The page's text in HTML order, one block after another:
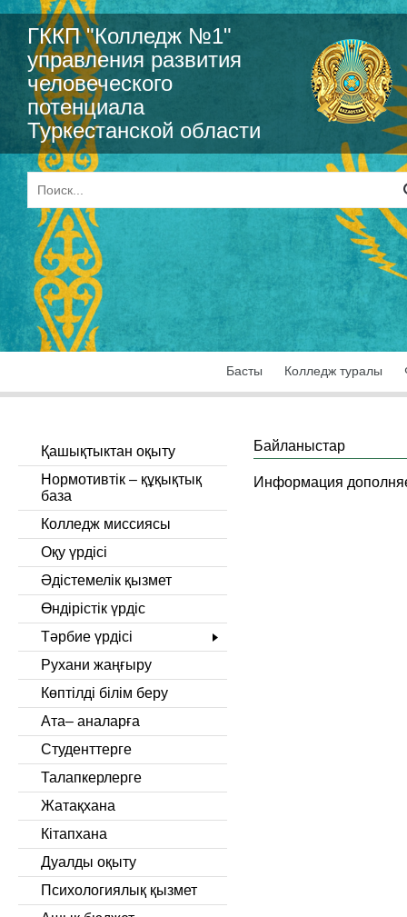
ГККП "Колледж №1"
управления развития
человеческого
потенциала
Туркестанской области
Басты Колледж туралы
Қашықтыктан оқыту
Нормотивтік – құқықтық
база
Колледж миссиясы
Оқу үрдісі
Әдістемелік қызмет
Өндірістік үрдіс
Тәрбие үрдісі
Рухани жаңғыру
Көптілді білім беру
Ата– аналарға
Студенттерге
Талапкерлерге
Жатақхана
Кітапхана
Дуалды оқыту
Психологиялық қызмет
Байланыстар
Информация